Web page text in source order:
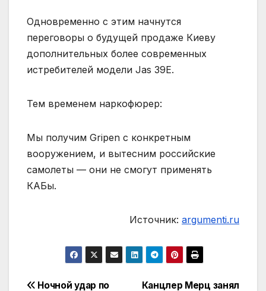
Одновременно с этим начнутся
переговоры о будущей продаже Киеву
дополнительных более современных
истребителей модели Jas 39E.
Тем временем наркофюрер:
Мы получим Gripen с конкретным
вооружением, и вытесним российские
самолеты — они не смогут применять
КАБы.
Источник: argumenti.ru
Канцлер Мерц занял
Ночной удар по